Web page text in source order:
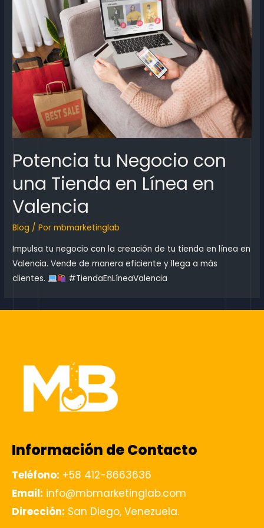
Potencia tu Negocio con
una Tienda en Línea en
Valencia
Blog / Pormbmarketinglab
Impulsa tu negocio con la creación de tu tienda en línea en
Valencia. Vende de manera eficiente y llega a más
clientes.
#TiendaEnLíneaValencia
Información de Contacto
Teléfono: +58 412-8663636
Email: info@mbmarketinglab.com
Dirección: San Diego, Venezuela.